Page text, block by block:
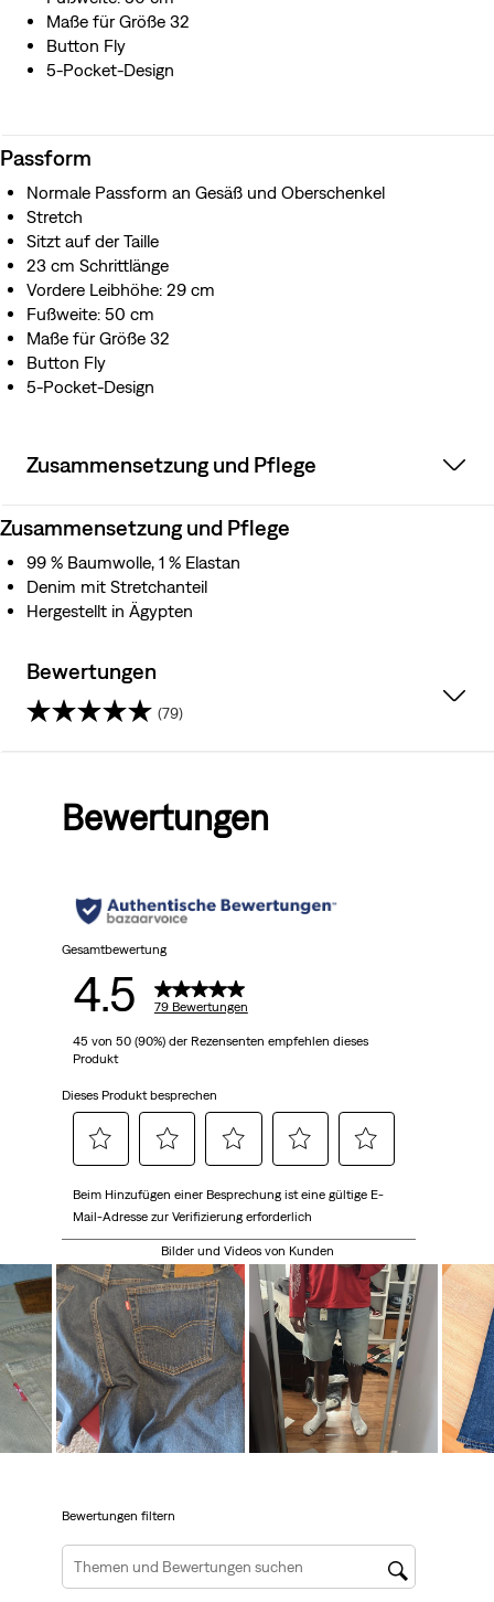
Maße für Größe 32
Button Fly
5-Pocket-Design
Passform
Normale Passform an Gesäß und Oberschenkel
Stretch
Sitzt auf der Taille
23 cm Schrittlänge
Vordere Leibhöhe: 29 cm
Fußweite: 50 cm
Maße für Größe 32
Button Fly
5-Pocket-Design
Zusammensetzung und Pflege
Zusammensetzung und Pflege
99 % Baumwolle, 1 % Elastan
Denim mit Stretchanteil
Hergestellt in Ägypten
Bewertungen
(79)
Bewertungen
Bewertungen
Gesamtbewertung
4.5 79 Bewertungen
45 von 50 (90%) der Rezensenten empfehlen dieses
Produkt
Dieses Produkt besprechen
Sie
diese
um
den
Artikel
mit
1
Stern
zu
bewerten.
Aktion
wird
das
Eingabeformular
Sie
diese
Option,
um
den
Artikel
mit
2
Sternen
zu
bewerten.
Aktion
wird
das
Eingabeformular
Sie
diese
Option,
um
den
Artikel
mit
3
Sternen
zu
bewerten.
wird
das
Eingabeformular
Sie
diese
Option,
um
den
Artikel
mit
4
Sternen
zu
bewerten.
wird
das
Eingabeformular
Sie
um
den
Artikel
mit
5
Sternen
zu
bewerten.
wird
Eingabeformular
Beim Hinzufügen einer Besprechung ist eine gültige E-
Mail-Adresse zur Verifizierung erforderlich
Bilder und Videos von Kunden
Bewertungen filtern
Suchthemen und Bewertungen Suchregion